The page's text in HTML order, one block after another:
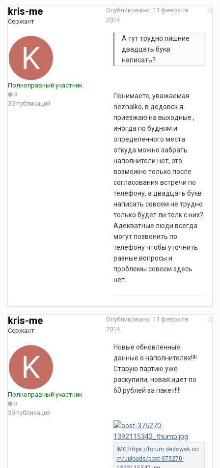
kris-me
Сержант
Полноправный участник
0
30 публикаций
Опубликовано: 11 февраля
2014
А тут трудно лишние
двадцать букв
написать?
Понимаете, уважаемая
nezhalko, в дедовск я
приезжаю на выходные ,
иногда по будням и
определенного места
откуда можно забрать
наполнители нет, это
возможно только после
согласования встречи по
телефону, а двадцать букв
написать совсем не трудно
только будет ли толк с них?
Адекватные люди всегда
могут позвонить по
телефону чтобы уточнить
разные вопросы и
проблемы совсем здесь
нет.
kris-me
Сержант
Полноправный участник
0
30 публикаций
Опубликовано: 11 февраля
2014
Новые обновленные
данные о наполнителях!!!!
Старую партию уже
раскупили, новая идет по
60 рублей за пакет!!!!